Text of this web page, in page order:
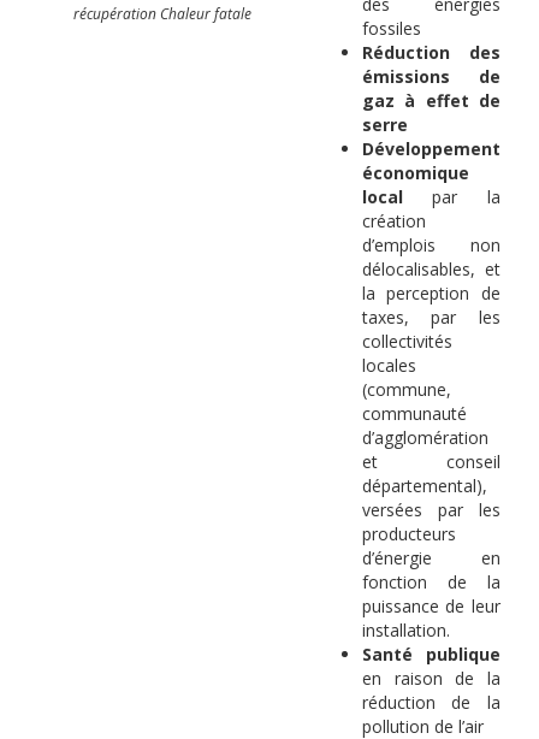
récupération Chaleur fatale
fossiles
Réduction des
émissions de
gaz à effet de
serre
Développement
économique
localpar la
création
d’emplois non
délocalisables, et
la perception de
taxes, par les
collectivités
locales
(commune,
communauté
d’agglomération
et conseil
départemental),
versées par les
producteurs
d’énergie en
fonction de la
puissance de leur
installation.
Santé publique
en raison de la
réduction de la
pollution de l’air